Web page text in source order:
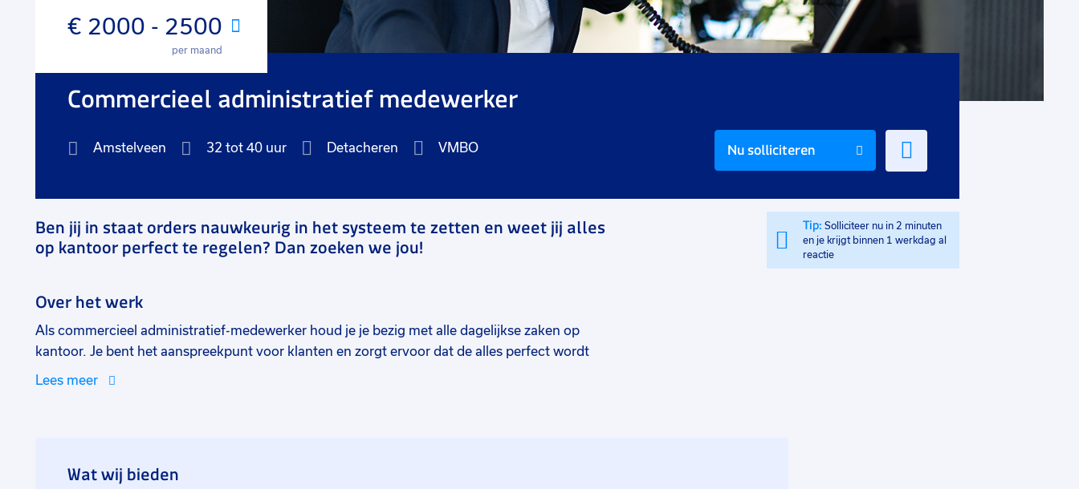
€ 2000 - 2500
per maand
Commercieel administratief medewerker
Amstelveen 32 tot 40 uur Detacheren VMBO Nu solliciteren
favorieten
Tip: Solliciteer nu in 2 minuten
en je krijgt binnen 1 werkdag al
reactie
Ben jij in staat orders nauwkeurig in het systeem te zetten en weet jij alles
op kantoor perfect te regelen? Dan zoeken we jou!
Over het werk
Als commercieel administratief-medewerker houd je je bezig met alle dagelijkse zaken op
kantoor. Je bent het aanspreekpunt voor klanten en zorgt ervoor dat de alles perfect wordt
geregeld. Wanneer er een order wordt geplaatst, zorg jij dat deze zo snel en goed mogelijk in
Office-pakket. Je bent secuur en zorgt dan ook dat alle administratie perfect wordt
Lees meer
Wat wij bieden